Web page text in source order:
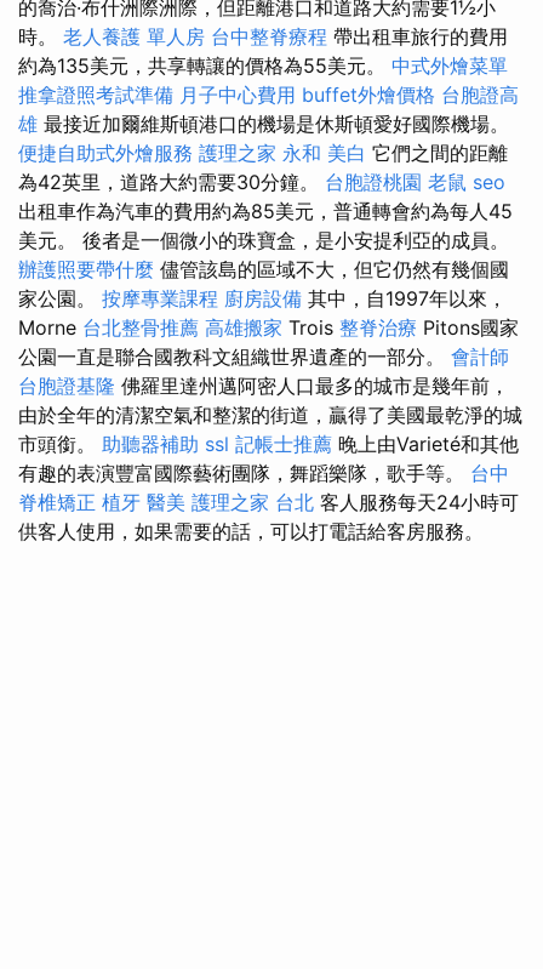
的喬治·布什洲際洲際，但距離港口和道路大約需要1½小
時。 老人養護 單人房 台中整脊療程 帶出租車旅行的費用
約為135美元，共享轉讓的價格為55美元。 中式外燴菜單
推拿證照考試準備 月子中心費用 buffet外燴價格 台胞證高
雄 最接近加爾維斯頓港口的機場是休斯頓愛好國際機場。
便捷自助式外燴服務 護理之家 永和 美白 它們之間的距離
為42英里，道路大約需要30分鐘。 台胞證桃園 老鼠 seo
出租車作為汽車的費用約為85美元，普通轉會約為每人45
美元。 後者是一個微小的珠寶盒，是小安提利亞的成員。
辦護照要帶什麼 儘管該島的區域不大，但它仍然有幾個國
家公園。 按摩專業課程 廚房設備 其中，自1997年以來，
Morne 台北整骨推薦 高雄搬家 Trois 整脊治療 Pitons國家
公園一直是聯合國教科文組織世界遺產的一部分。 會計師
台胞證基隆 佛羅里達州邁阿密人口最多的城市是幾年前，
由於全年的清潔空氣和整潔的街道，贏得了美國最乾淨的城
市頭銜。 助聽器補助 ssl 記帳士推薦 晚上由Varieté和其他
有趣的表演豐富國際藝術團隊，舞蹈樂隊，歌手等。 台中
脊椎矯正 植牙 醫美 護理之家 台北 客人服務每天24小時可
供客人使用，如果需要的話，可以打電話給客房服務。